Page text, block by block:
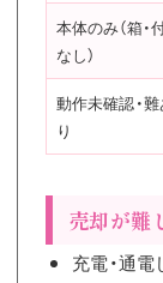
本体のみ（箱・
なし）
動作未確認・難
り
売却が難
充電・通電